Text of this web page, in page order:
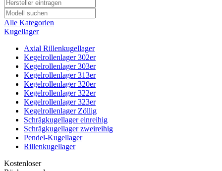
Alle Kategorien
Kugellager
Axial Rillenkugellager
Kegelrollenlager 302er
Kegelrollenlager 303er
Kegelrollenlager 313er
Kegelrollenlager 320er
Kegelrollenlager 322er
Kegelrollenlager 323er
Kegelrollenlager Zöllig
Schrägkugellager einreihig
Schrägkugellager zweireihig
Pendel-Kugellager
Rillenkugellager
Kostenloser